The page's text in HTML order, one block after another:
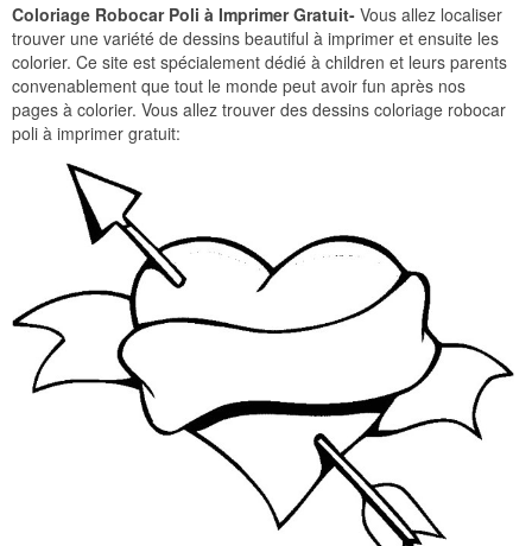
Coloriage Robocar Poli à Imprimer Gratuit- Vous allez localiser
trouver une variété de dessins beautiful à imprimer et ensuite les
colorier. Ce site est spécialement dédié à children et leurs parents
convenablement que tout le monde peut avoir fun après nos
pages à colorier. Vous allez trouver des dessins coloriage robocar
poli à imprimer gratuit: